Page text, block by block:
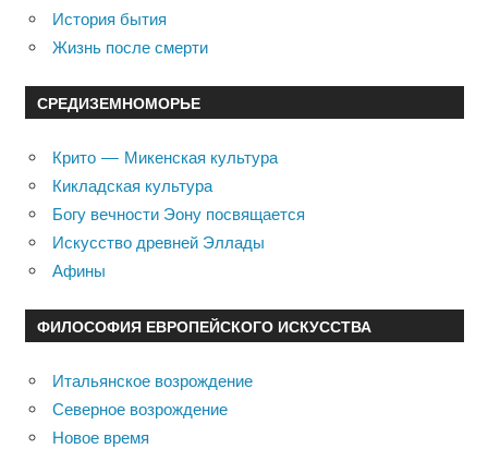
История бытия
Жизнь после смерти
СРЕДИЗЕМНОМОРЬЕ
Крито — Микенская культура
Кикладская культура
Богу вечности Эону посвящается
Искусство древней Эллады
Афины
ФИЛОСОФИЯ ЕВРОПЕЙСКОГО ИСКУССТВА
Итальянское возрождение
Северное возрождение
Новое время